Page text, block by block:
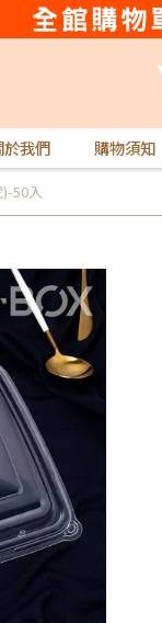
於我們 購物須知
50入